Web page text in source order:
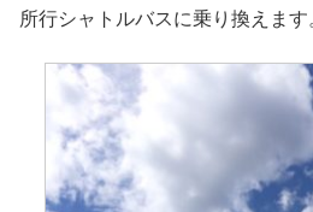
所行シャトルバスに乗り換えます